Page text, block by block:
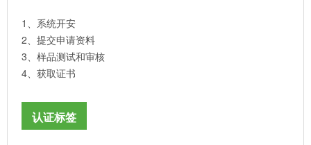
1、系统开安
2、提交申请资料
3、样品测试和审核
4、获取证书
认证标签